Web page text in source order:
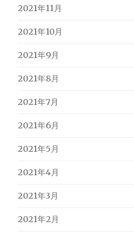
2021年11月
2021年10月
2021年9月
2021年8月
2021年7月
2021年6月
2021年5月
2021年4月
2021年3月
2021年2月